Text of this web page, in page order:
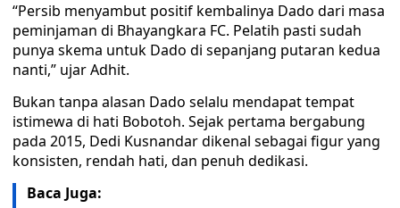
“Persib menyambut positif kembalinya Dado dari masa
peminjaman di Bhayangkara FC. Pelatih pasti sudah
punya skema untuk Dado di sepanjang putaran kedua
nanti,” ujar Adhit.
Bukan tanpa alasan Dado selalu mendapat tempat
istimewa di hati Bobotoh. Sejak pertama bergabung
pada 2015, Dedi Kusnandar dikenal sebagai figur yang
konsisten, rendah hati, dan penuh dedikasi.
Baca Juga: